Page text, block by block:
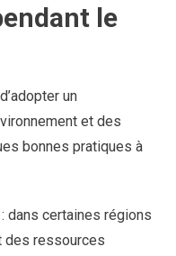
le
un
et des
bonnes pratiques à
: dans certaines régions
des ressources